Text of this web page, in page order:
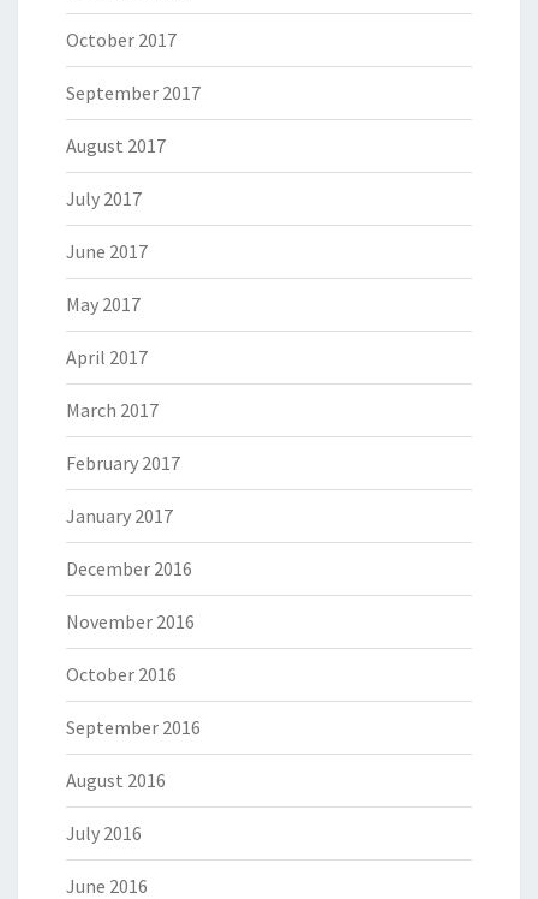
October 2017
September 2017
August 2017
July 2017
June 2017
May 2017
April 2017
March 2017
February 2017
January 2017
December 2016
November 2016
October 2016
September 2016
August 2016
July 2016
June 2016